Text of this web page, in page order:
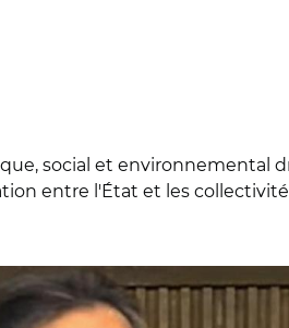
social et
entre l'État et les